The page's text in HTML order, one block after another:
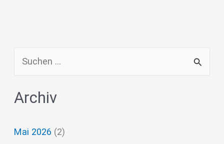
c
e
Archiv
Mai 2026 (2)